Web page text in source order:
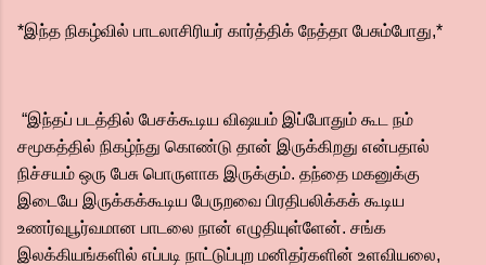
*இந்த நிகழ்வில் பாடலாசிரியர் கார்த்திக் நேத்தா பேசும்போது,*
“இந்தப் படத்தில் பேசக்கூடிய விஷயம் இப்போதும் கூட நம்
சமூகத்தில் நிகழ்ந்து கொண்டு தான் இருக்கிறது என்பதால்
நிச்சயம் ஒரு பேசு பொருளாக இருக்கும். தந்தை மகனுக்கு
இடையே இருக்கக்கூடிய பேருறவை பிரதிபலிக்கக் கூடிய
உணர்வுபூர்வமான பாடலை நான் எழுதியுள்ளேன். சங்க
இலக்கியங்களில் எப்படி நாட்டுப்புற மனிதர்களின் உளவியலை,